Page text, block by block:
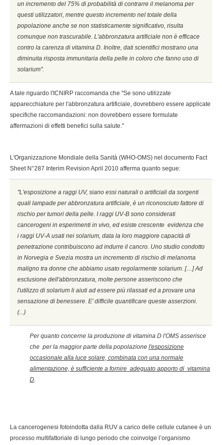
un incremento del 75% di probabilità di contrarre il melanoma per
questi utilizzatori, mentre questo incremento nel totale della
popolazione anche se non statisticamente significativo, risulta
comunque non trascurabile. L'abbronzatura artificiale non è efficace
contro la carenza di vitamina D. Inoltre, dati scientifici mostrano una
diminuita risposta immunitaria della pelle in coloro che fanno uso di
solarium''.
A tale riguardo l'ICNIRP raccomanda che ''Se sono utilizzate
apparecchiature per l'abbronzatura artificiale, dovrebbero essere applicate
specifiche raccomandazioni: non dovrebbero essere formulate
affermazioni di effetti benefici sulla salute.''
L'Organizzazione Mondiale della Sanità (WHO-OMS) nel documento Fact
Sheet N°287 Interim Revision April 2010 afferma quanto segue:
''L'esposizione a raggi UV, siano essi naturali o artificiali da sorgenti
quali lampade per abbronzatura artificiale, è un riconosciuto fattore di
rischio per tumori della pelle. I raggi UV-B sono considerati
cancerogeni in esperimenti in vivo, ed esiste crescente evidenza che
i raggi UV-A usati nei solarium, data la loro maggiore capacità di
penetrazione contribuiscono ad indurre il cancro. Uno studio condotto
in Norvegia e Svezia mostra un incremento di rischio di melanoma
maligno tra donne che abbiamo usato regolarmente solarium. […] Ad
esclusione dell'abbronzatura, molte persone asseriscono che
l'utilizzo di solarium li aiuti ad essere più rilassati ed a provare una
sensazione di benessere. E' difficile quantificare queste asserzioni.
(...)
Per quanto concerne la produzione di vitamina D l'OMS asserisce
che per la maggior parte della popolazione l'esposizione
occasionale alla luce solare, combinata con una normale
alimentazione, è sufficiente a fornire adeguato apporto di vitamina
D.
La cancerogenesi fotoindotta dalla RUV a carico delle cellule cutanee è un
processo multifattoriale di lungo periodo che coinvolge l’organismo